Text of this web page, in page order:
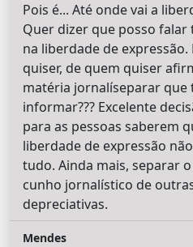
Pois é... Até onde vai a
Quer dizer que posso
na liberdade de
quiser, de quem quiser
matéria jornalíseparar que
informar??? Excelente
para as pessoas saberem
liberdade de expressão
tudo. Ainda mais, separar
cunho jornalístico de
depreciativas.
Mendes